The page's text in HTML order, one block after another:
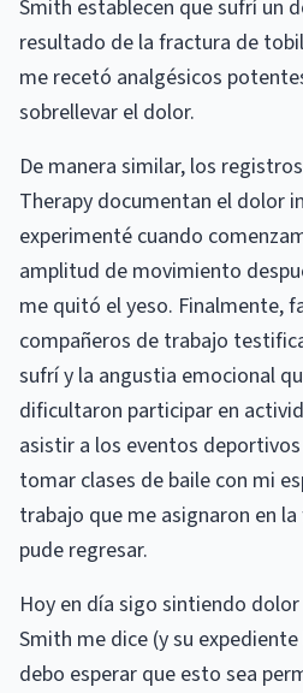
Smith establecen que sufrí un
resultado de la fractura de
me recetó analgésicos
sobrellevar el dolor.
De manera similar, los
Therapy documentan el dolor
experimenté cuando
amplitud de movimiento
me quitó el yeso. Finalmente,
compañeros de trabajo
sufrí y la angustia emocional
dificultaron participar en
asistir a los eventos
tomar clases de baile con mi
trabajo que me asignaron en
pude regresar.
Hoy en día sigo sintiendo
Smith me dice (y su
debo esperar que esto sea